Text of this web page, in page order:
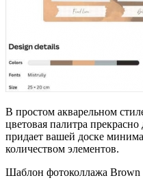
В простом акварельном
цветовая палитра
придает вашей доске
количеством элементов.
Шаблон фотоколлажа Brown